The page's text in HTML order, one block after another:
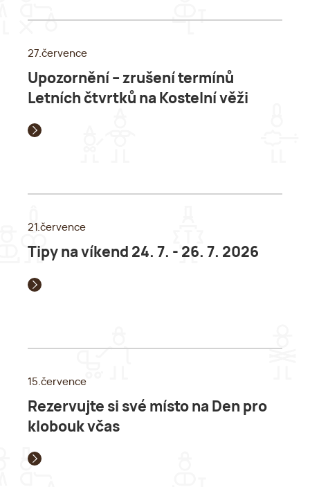
27.července
Upozornění – zrušení termínů
Letních čtvrtků na Kostelní věži
21.července
Tipy na víkend 24. 7. - 26. 7. 2026
15.července
Rezervujte si své místo na Den pro
klobouk včas